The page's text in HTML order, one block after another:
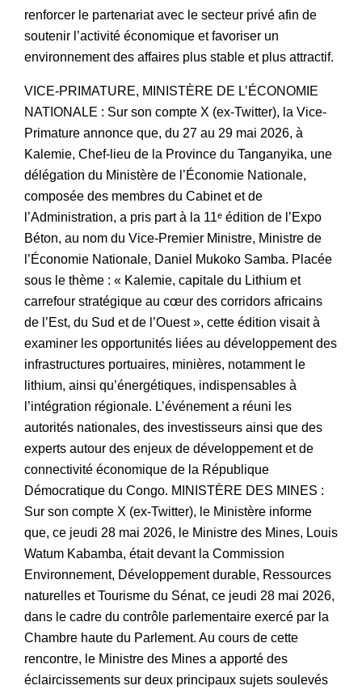
renforcer le partenariat avec le secteur privé afin de
soutenir l’activité économique et favoriser un
environnement des affaires plus stable et plus attractif.
VICE-PRIMATURE, MINISTÈRE DE L’ÉCONOMIE
NATIONALE : Sur son compte X (ex-Twitter), la Vice-
Primature annonce que, du 27 au 29 mai 2026, à
Kalemie, Chef-lieu de la Province du Tanganyika, une
délégation du Ministère de l’Économie Nationale,
composée des membres du Cabinet et de
l’Administration, a pris part à la 11ᵉ édition de l’Expo
Béton, au nom du Vice-Premier Ministre, Ministre de
l’Économie Nationale, Daniel Mukoko Samba. Placée
sous le thème : « Kalemie, capitale du Lithium et
carrefour stratégique au cœur des corridors africains
de l’Est, du Sud et de l’Ouest », cette édition visait à
examiner les opportunités liées au développement des
infrastructures portuaires, minières, notamment le
lithium, ainsi qu’énergétiques, indispensables à
l’intégration régionale. L’événement a réuni les
autorités nationales, des investisseurs ainsi que des
experts autour des enjeux de développement et de
connectivité économique de la République
Démocratique du Congo. MINISTÈRE DES MINES :
Sur son compte X (ex-Twitter), le Ministère informe
que, ce jeudi 28 mai 2026, le Ministre des Mines, Louis
Watum Kabamba, était devant la Commission
Environnement, Développement durable, Ressources
naturelles et Tourisme du Sénat, ce jeudi 28 mai 2026,
dans le cadre du contrôle parlementaire exercé par la
Chambre haute du Parlement. Au cours de cette
rencontre, le Ministre des Mines a apporté des
éclaircissements sur deux principaux sujets soulevés